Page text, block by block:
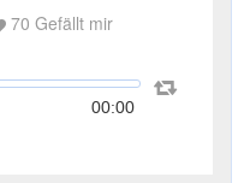
70 Gefällt mir
00:00